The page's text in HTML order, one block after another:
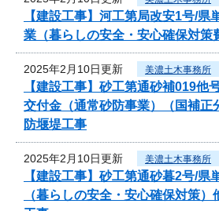
【建設工事】河工第局改安1号/
業（暮らしの安全・安心確保対策
2025年2月10日更新 美濃土木事務所
【建設工事】砂工第通砂補019
交付金（通常砂防事業）（国補
防堰堤工事
2025年2月10日更新 美濃土木事務所
【建設工事】砂工第通砂暮2号/
（暮らしの安全・安心確保対策